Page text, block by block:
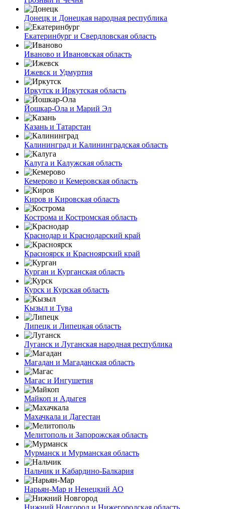
Донецк и Донецкая народная республика
Екатеринбург и Свердловская область
Иваново и Ивановская область
Ижевск и Удмуртия
Иркутск и Иркутская область
Йошкар-Ола и Марий Эл
Казань и Татарстан
Калининград и Калининградская область
Калуга и Калужская область
Кемерово и Кемеровская область
Киров и Кировская область
Кострома и Костромская область
Краснодар и Краснодарский край
Красноярск и Красноярский край
Курган и Курганская область
Курск и Курская область
Кызыл и Тува
Липецк и Липецкая область
Луганск и Луганская народная республика
Магадан и Магаданская область
Магас и Ингушетия
Майкоп и Адыгея
Махачкала и Дагестан
Мелитополь и Запорожская область
Мурманск и Мурманская область
Нальчик и Кабардино-Балкария
Нарьян-Мар и Ненецкий АО
Нижний Новгород и Нижегородская область